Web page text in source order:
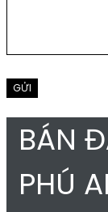
BÁN
PHÚ